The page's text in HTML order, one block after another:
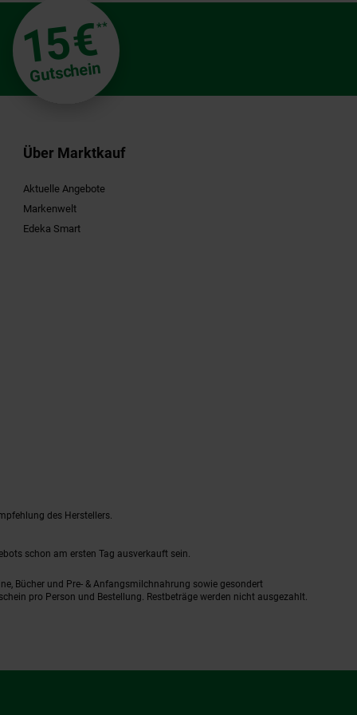
15€**
Gutschein
Über Marktkauf
Aktuelle Angebote
Markenwelt
Edeka Smart
des Herstellers.
schon am ersten Tag ausverkauft sein.
Bücher und Pre- & Anfangsmilchnahrung sowie gesondert
pro Person und Bestellung. Restbeträge werden nicht ausgezahlt.